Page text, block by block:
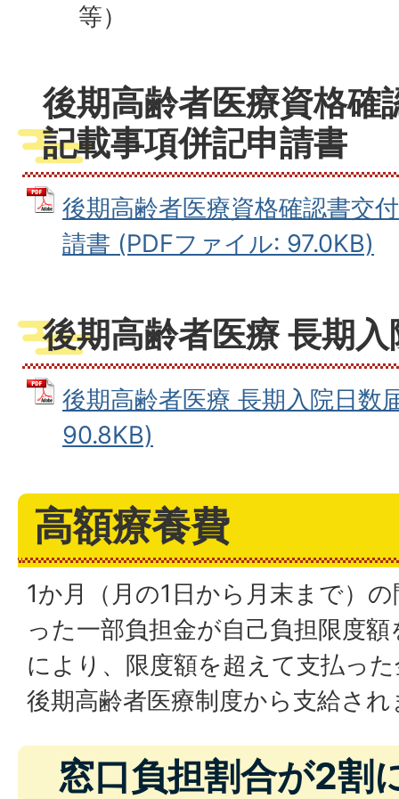
等）
後期高齢者医療資格確
記載事項併記申請書
後期高齢者医療資格確認書交
請書 (PDFファイル: 97.0KB)
後期高齢者医療 長期
後期高齢者医療 長期入院日数
90.8KB)
高額療養費
1か月（月の1日から月末まで）
った一部負担金が自己負担限度
により、限度額を超えて支払っ
後期高齢者医療制度から支給され
窓口負担割合が2割